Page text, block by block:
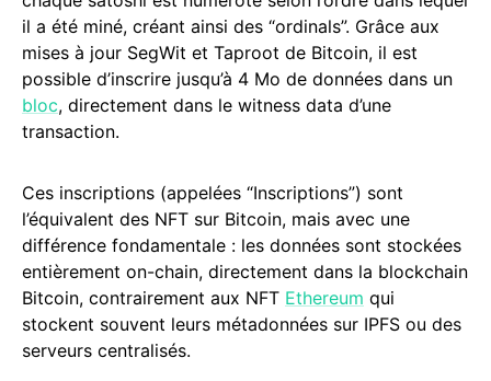
il a été miné, créant ainsi des “ordinals”. Grâce aux
mises à jour SegWit et Taproot de Bitcoin, il est
possible d’inscrire jusqu’à 4 Mo de données dans un
bloc, directement dans le witness data d’une
transaction.
Ces inscriptions (appelées “Inscriptions”) sont
l’équivalent des NFT sur Bitcoin, mais avec une
différence fondamentale : les données sont stockées
entièrement on-chain, directement dans la blockchain
Bitcoin, contrairement aux NFT Ethereum qui
stockent souvent leurs métadonnées sur IPFS ou des
serveurs centralisés.